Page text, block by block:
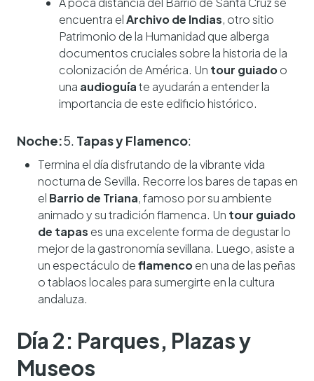
encuentra elArchivo de Indias, otro sitio
Patrimonio de la Humanidad que alberga
documentos cruciales sobre la historia de la
colonización de América. Un tour guiadoo
una audioguíate ayudarán a entender la
importancia de este edificio histórico.
Noche:5. Tapas y Flamenco:
Termina el día disfrutando de la vibrante vida
nocturna de Sevilla. Recorre los bares de tapas en
el Barrio de Triana, famoso por su ambiente
animado y su tradición flamenca. Un tour guiado
de tapas es una excelente forma de degustar lo
mejor de la gastronomía sevillana. Luego, asiste a
un espectáculo deflamencoen una de las peñas
o tablaos locales para sumergirte en la cultura
andaluza.
Día 2: Parques, Plazas y
Museos